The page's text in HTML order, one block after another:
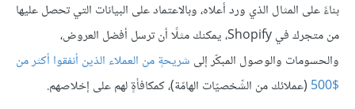
بناءً على المثال الذي ورد أعلاه، وبالاعتماد على البيانات التي تحصل عليها
من متجرك في Shopify، يمكنك مثلًا أن ترسل أفضل العروض،
والحسومات والوصول المبكّر إلى شريحةٍ من العملاء الذين أنفقوا أكثر من
$500
(عملائك من الشّخصيّات الهامّة)، كمكافأةٍ لهم على إخلاصهم.